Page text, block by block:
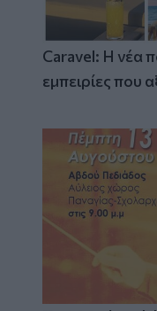
Caravel: Η νέα
εμπειρίες που